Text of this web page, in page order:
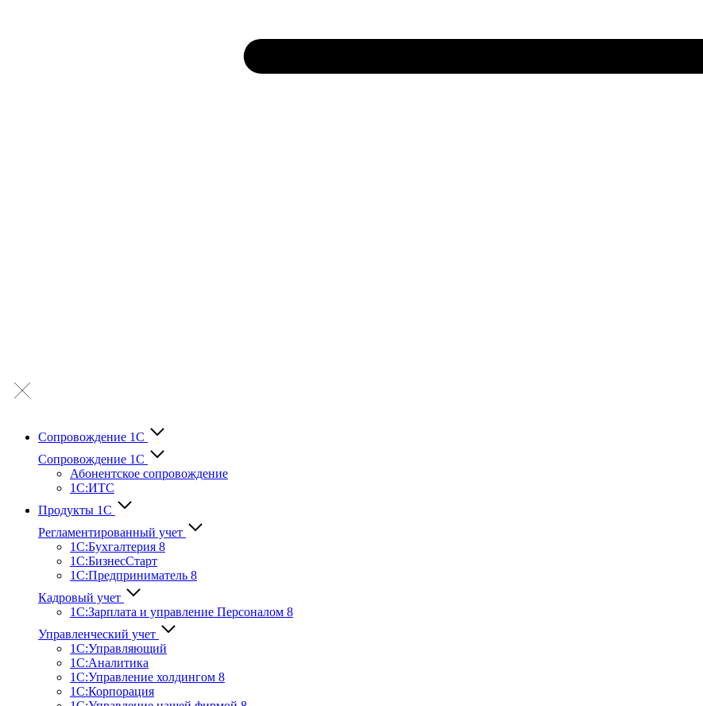
Сопровождение 1С
Сопровождение 1С
Абонентское сопровождение
1С:ИТС
Продукты 1С
Регламентированный учет
1C:Бухгалтерия 8
1С:БизнесСтарт
1C:Предприниматель 8
Кадровый учет
1С:Зарплата и управление Персона­лом 8
Управленческий учет
1С:Управляющий
1С:Аналитика
1С:Управление холдингом 8
1С:Корпорация